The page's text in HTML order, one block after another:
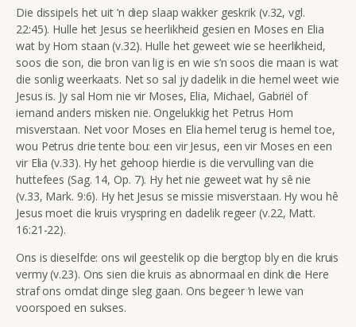
Die dissipels het uit ’n diep slaap wakker geskrik (v.32, vgl.
22:45). Hulle het Jesus se heerlikheid gesien en Moses en Elia
wat by Hom staan (v.32). Hulle het geweet wie se heerlikheid,
soos die son, die bron van lig is en wie s’n soos die maan is wat
die sonlig weerkaats. Net so sal jy dadelik in die hemel weet wie
Jesus is. Jy sal Hom nie vir Moses, Elia, Michael, Gabriël of
iemand anders misken nie. Ongelukkig het Petrus Hom
misverstaan. Net voor Moses en Elia hemel terug is hemel toe,
wou Petrus drie tente bou: een vir Jesus, een vir Moses en een
vir Elia (v.33). Hy het gehoop hierdie is die vervulling van die
huttefees (Sag. 14, Op. 7). Hy het nie geweet wat hy sê nie
(v.33, Mark. 9:6). Hy het Jesus se missie misverstaan. Hy wou hê
Jesus moet die kruis vryspring en dadelik regeer (v.22, Matt.
16:21-22).
Ons is dieselfde: ons wil geestelik op die bergtop bly en die kruis
vermy (v.23). Ons sien die kruis as abnormaal en dink die Here
straf ons omdat dinge sleg gaan. Ons begeer ’n lewe van
voorspoed en sukses.